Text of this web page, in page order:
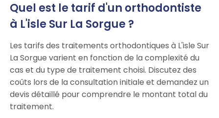
Quel est le tarif d'un orthodontiste
à L'isle Sur La Sorgue ?
Les tarifs des traitements orthodontiques à L'isle Sur
La Sorgue varient en fonction de la complexité du
cas et du type de traitement choisi. Discutez des
coûts lors de la consultation initiale et demandez un
devis détaillé pour comprendre le montant total du
traitement.